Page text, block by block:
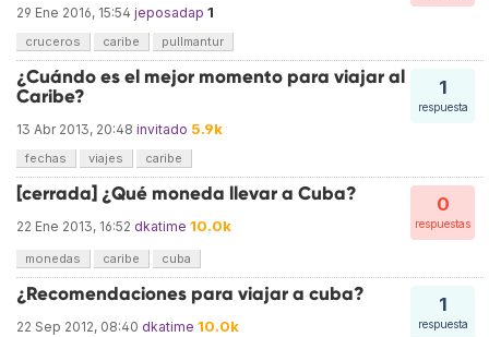
29 Ene 2016, 15:54 jeposadap 1
cruceros caribe pullmantur
1
respuesta
¿Cuándo es el mejor momento para viajar al
Caribe?
13 Abr 2013, 20:48 invitado 5.9k
fechas viajes caribe
0
respuestas
[cerrada] ¿Qué moneda llevar a Cuba?
22 Ene 2013, 16:52 dkatime 10.0k
monedas caribe cuba
1
respuesta
¿Recomendaciones para viajar a cuba?
22 Sep 2012, 08:40 dkatime 10.0k